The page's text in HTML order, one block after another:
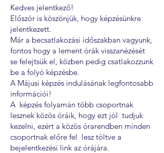
Kedves jelentkező!
Először is köszönjük, hogy képzésünkre
jelentkezett.
Már a becsatlakozási időszakban vagyunk,
fontos hogy a lement órák visszanézését
se felejtsük el, közben pedig csatlakozzunk
be a folyó képzésbe.
A Májusi képzés indulásának legfontosabb
információi!
A képzés folyamán több csoportnak
lesznek közös óráik, hogy ezt jól tudjuk
kezelni, ezért a közös órarendben minden
csoportnak előre fel lesz töltve a
bejelentkezési link az órájára.